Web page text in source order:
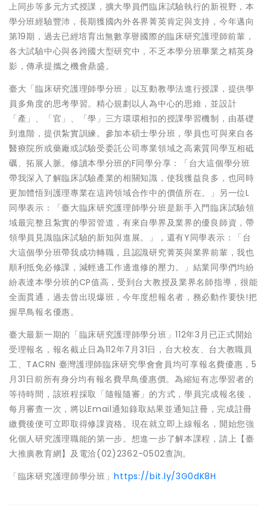
上同步等多元方式授課，擴大學員們臨床試驗執行的新視野，本
學分班經驗豐沛，長期獲國內外各界菁英肯定與支持，今年邁向
第19期，過去已經培育出無數享譽國際的臨床研究護理師前輩，
各大試驗中心與各跨國大型研究中，不乏本學分班畢業之精英身
影，傳承提攜之機會鼎盛。
臺大「臨床研究護理師學分班」以互動教學法進行授課，提供學
員多角度的思考學習。精心規劃以人為中心的思維，並設計
「產」、「官」、「學」三方環環相扣的授課學習機制，由基礎
到進階，提供紮實訓練。參加本碩士學分班，學員也可與來自各
醫療院所或藥廠或試驗受委託公司專業領域之高素質同學互相砥
礪、拓展人脈。修讀本學分班的F同學分享：「台大這個學分班
帶我深入了解臨床試驗產業的相關知識，使我獲益良多，也同時
更加體悟到護理專業在這跨領域合作中的價值所在。」另一位L
同學表示：「臺大臨床研究護理師學分班是新手入門臨床試驗領
域最完整且紮實的學習管道，有來自學界及業界的優良師資，帶
領學員見識臨床試驗的新知與進展。」，還有Y同學表示：「台
大這個學分班帶我成功轉職，且認識研究菁英與業界前輩，我也
順利抵免必修課，減輕邊工作邊進修的壓力。」結業同學們均紛
紛表達本學分班的CP值高，受到台大教授及業界名師指導，很能
全面貫通，過去曾出現爆班，今年度想報名者，務必動作要快!把
握早鳥報名優惠。
臺大最新一期的「臨床研究護理師學分班」112年3月已正式開始
受理報名，報名截止日為112年7月31日，台大校友、台大教職員
工、TACRN 臺灣護理師臨床研究學會會員均可享報名費優惠，5
月31日前所有身分均有報名費早鳥優惠價。為縮短有志學習者的
等待時間，該班程採取「隨報隨審」的方式，學員完成報名後，
每月審查一次，將以Email通知錄取結果並通知註冊，完成註冊
繳費後便可立即取得修課資格。現在就立即上線報名，開始您強
化個人研究護理職能的第一步。想進一步了解本課程，請上【臺
大推廣教育網】及電洽(02)2362-0502查詢。
「臨床研究護理師學分班」https://bit.ly/3G0dK8H